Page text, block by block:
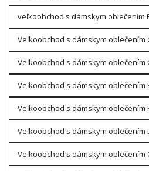
veľkoobchod s dámskym oblečením
Veľkoobchod s dámskym oblečením
Veľkoobchod s dámskym oblečením
Veľkoobchod s dámskym oblečením
Veľkoobchod s dámskym oblečením
Veľkoobchod s dámskym oblečením
Veľkoobchod s dámskym oblečením